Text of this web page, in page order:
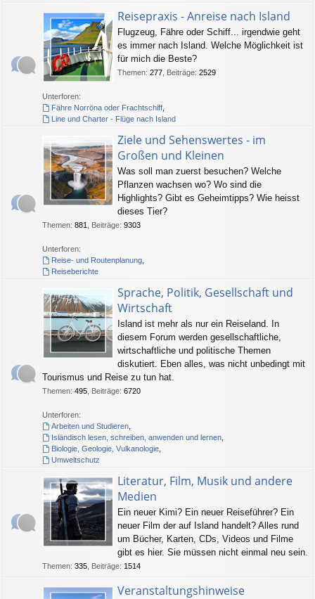
Reisepraxis - Anreise nach Island
Flugzeug, Fähre oder Schiff... irgendwie geht
es immer nach Island. Welche Möglichkeit ist
für mich die Beste?
Themen: 277 Beiträge: 2529
Unterforen:
Fähre Norröna oder Frachtschiff,
Line und Charter - Flüge nach Island
Ziele und Sehenswertes - im
Großen und Kleinen
Was soll man zuerst besuchen? Welche
Pflanzen wachsen wo? Wo sind die
Highlights? Gibt es Geheimtipps? Wie heisst
dieses Tier?
Themen: 881 Beiträge: 9303
Unterforen:
Reise- und Routenplanung,
Reiseberichte
Sprache, Politik, Gesellschaft und
Wirtschaft
Island ist mehr als nur ein Reiseland. In
diesem Forum werden gesellschaftliche,
wirtschaftliche und politische Themen
diskutiert. Eben alles, was nicht unbedingt mit
Tourismus und Reise zu tun hat.
Themen: 495 Beiträge: 6720
Unterforen:
Arbeiten und Studieren,
Isländisch lesen, schreiben, anwenden und lernen,
Biologie, Geologie, Vulkanologie,
Umweltschutz
Literatur, Film, Musik und andere
Medien
Ein neuer Kimi? Ein neuer Reiseführer? Ein
neuer Film der auf Island handelt? Alles rund
um Bücher, Karten, CDs, Videos und Filme
gibt es hier. Sie müssen nicht einmal neu sein.
Themen: 335 Beiträge: 1514
Veranstaltungshinweise